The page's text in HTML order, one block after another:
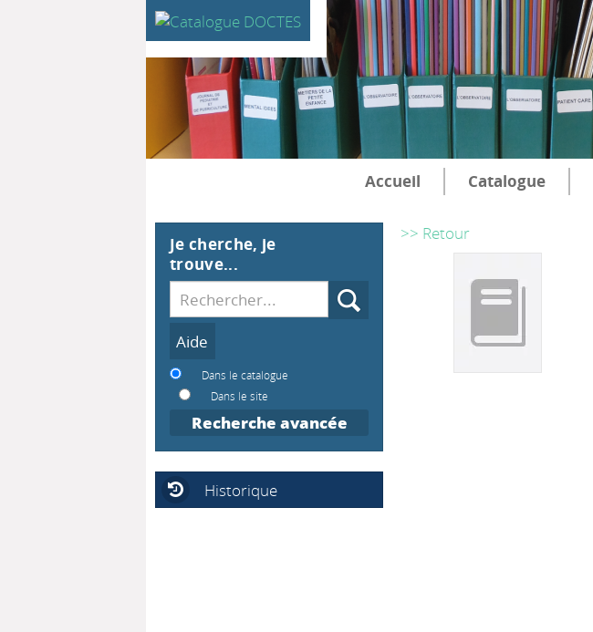
Accueil Catalogue
>> Retour
Je cherche, je
trouve...
Recherche
Dans le catalogue
Dans le site
Recherche avancée
Historique